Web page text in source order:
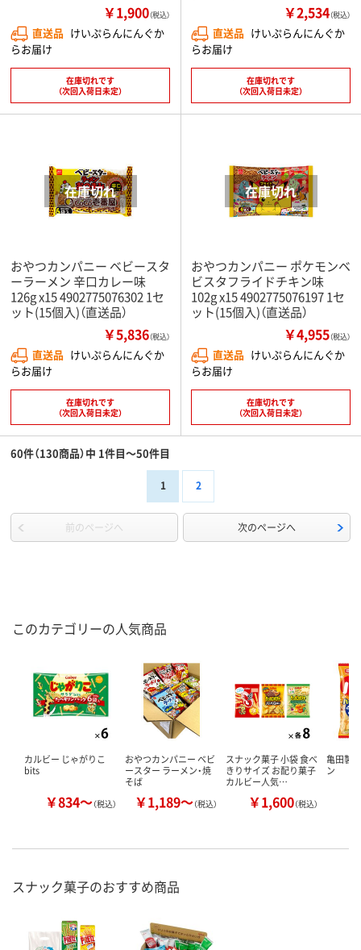
￥1,900（税込）
直送品 けいぷらんにんぐか
らお届け
在庫切れです
（次回入荷日未定）
￥2,534（税込）
直送品 けいぷらんにんぐか
らお届け
在庫切れです
（次回入荷日未定）
おやつカンパニー ベビースタ
ーラーメン 辛口カレー味
126g x15 4902775076302 1セ
ット(15個入)（直送品）
￥5,836（税込）
直送品 けいぷらんにんぐか
らお届け
在庫切れです
（次回入荷日未定）
おやつカンパニー ポケモンベ
ビスタフライドチキン味
102g x15 4902775076197 1セ
ット(15個入)（直送品）
￥4,955（税込）
直送品 けいぷらんにんぐか
らお届け
在庫切れです
（次回入荷日未定）
60件（130商品）中 1件目～50件目
1 2
前のページへ 次のページへ
このカテゴリーの人気商品
カルビー じゃがりこ
bits
￥834～（税込）
おやつカンパニー ベビ
ースター ラーメン・焼
そば
￥1,189～（税込）
スナック菓子 小袋 食べ
きりサイズ お配り菓子
カルビー人気…
￥1,600（税込）
亀田製
ン
スナック菓子のおすすめ商品